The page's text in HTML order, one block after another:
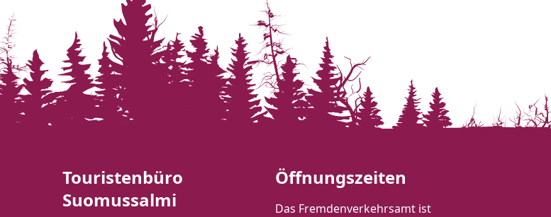
Touristenbüro
Suomussalmi
Öffnungszeiten
Das Fremdenverkehrsamt ist